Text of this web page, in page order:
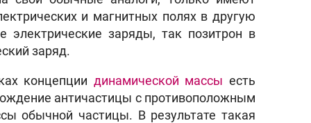
и магнитных полях в другую
электрические заряды, так позитрон в
заряд.
концепции динамической массы есть
античастицы с противоположным
обычной частицы. В результате такая